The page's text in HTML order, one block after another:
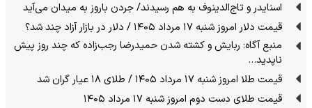
اسنایدر و تاج‌الدینوف به هم رسیدند/ جردن باروز به میدان می‌آید
قیمت دلار امروز شنبه ۱۷ مرداد ۱۴۰۵ / دلار در بازار آزاد چند شد؟
منبع آگاه: ربایش و کشته شدن حمیدرضا رجب‌زاده که چند روز پیش
ناپدید…
قیمت طلا امروز شنبه ۱۷ مرداد ۱۴۰۵ / طلای ۱۸ عیار گران شد
قیمت طلای دست دوم امروز شنبه ۱۷ مرداد ۱۴۰۵